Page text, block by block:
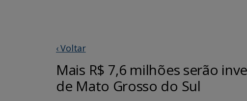
‹ Voltar
Mais R$ 7,6 milhões serão
de Mato Grosso do Sul